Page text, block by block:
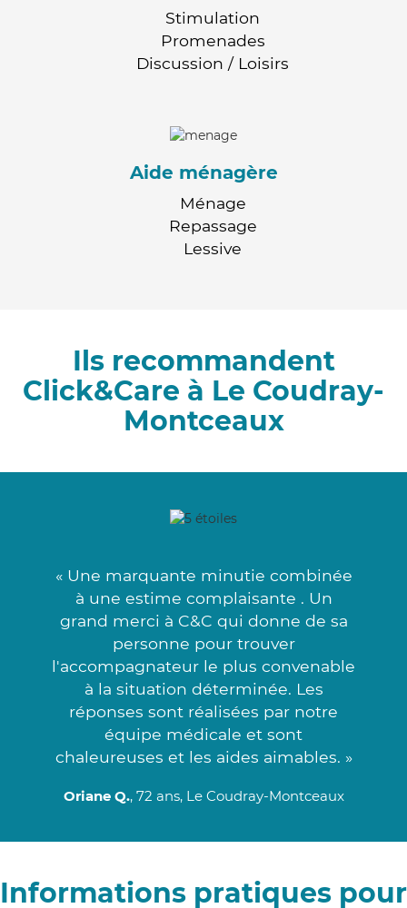
Stimulation
Promenades
Discussion / Loisirs
Aide ménagère
Ménage
Repassage
Lessive
Ils recommandent
Click&Care à Le Coudray-
Montceaux
« Une marquante minutie combinée
à une estime complaisante . Un
grand merci à C&C qui donne de sa
personne pour trouver
l'accompagnateur le plus convenable
à la situation déterminée. Les
réponses sont réalisées par notre
équipe médicale et sont
chaleureuses et les aides aimables. »
Oriane Q., 72 ans, Le Coudray-Montceaux
Informations pratiques pour